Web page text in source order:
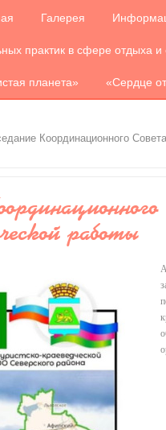
Галерея
практик в сфере отдыха
планета» «Сердце
Координационного
работы